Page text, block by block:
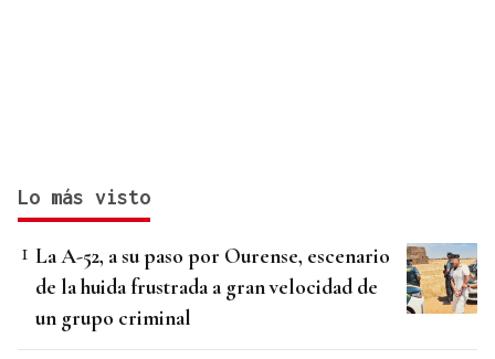
Lo más visto
La A-52, a su paso por Ourense, escenario
de la huida frustrada a gran velocidad de
un grupo criminal